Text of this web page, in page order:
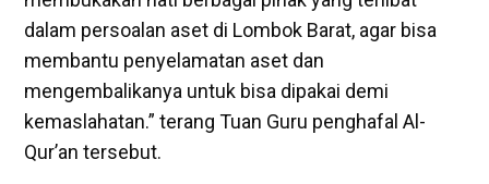
dalam persoalan aset di Lombok Barat, agar bisa
membantu penyelamatan aset dan
mengembalikanya untuk bisa dipakai demi
kemaslahatan.” terang Tuan Guru penghafal Al-
Qur’an tersebut.